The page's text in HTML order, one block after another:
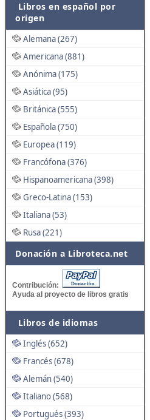
Libros en español por
origen
Alemana (267)
Americana (881)
Anónima (175)
Asiática (95)
Británica (555)
Española (750)
Europea (119)
Francófona (376)
Hispanoamericana (398)
Greco-Latina (153)
Italiana (53)
Rusa (221)
Donación a Libroteca.net
Contribución:
Ayuda al proyecto de libros gratis
Libros de idiomas
Inglés (652)
Francés (678)
Alemán (540)
Italiano (568)
Portugués (393)